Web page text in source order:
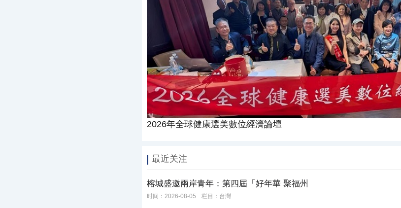
2026年全球健康選美數位經濟論壇
最近关注
榕城盛邀兩岸青年：第四屆「好年華 聚福州
时间：2026-08-05 栏目：台灣